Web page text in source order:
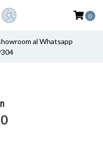
al Whatsapp
0